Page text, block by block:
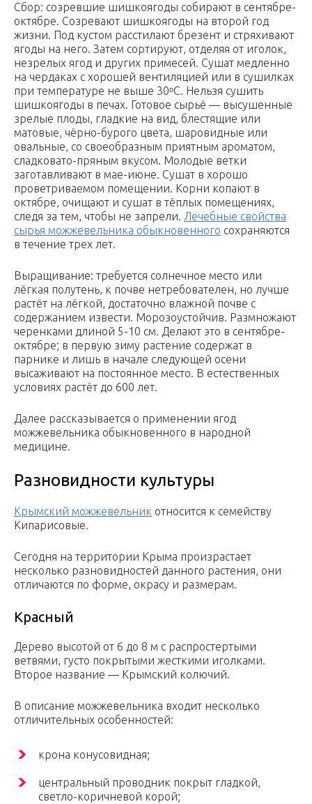
Сбор: созревшие шишкоягоды собирают в сентябре-
октябре. Созревают шишкоягоды на второй год
жизни. Под кустом расстилают брезент и стряхивают
ягоды на него. Затем сортируют, отделяя от иголок,
незрелых ягод и других примесей. Сушат медленно
на чердаках с хорошей вентиляцией или в сушилках
при температуре не выше 30ᵒС. Нельзя сушить
шишкоягоды в печах. Готовое сырьё — высушенные
зрелые плоды, гладкие на вид, блестящие или
матовые, чёрно-бурого цвета, шаровидные или
овальные, со своеобразным приятным ароматом,
сладковато-пряным вкусом. Молодые ветки
заготавливают в мае-июне. Сушат в хорошо
проветриваемом помещении. Корни копают в
октябре, очищают и сушат в тёплых помещениях,
следя за тем, чтобы не запрели. Лечебные свойства
сырья можжевельника обыкновенного сохраняются
в течение трех лет.
Выращивание: требуется солнечное место или
лёгкая полутень, к почве нетребователен, но лучше
растёт на лёгкой, достаточно влажной почве с
содержанием извести. Морозоустойчив. Размножают
черенками длиной 5-10 см. Делают это в сентябре-
октябре; в первую зиму растение содержат в
парнике и лишь в начале следующей осени
высаживают на постоянное место. В естественных
условиях растёт до 600 лет.
Далее рассказывается о применении ягод
можжевельника обыкновенного в народной
медицине.
Разновидности культуры
Крымский можжевельник относится к семейству
Кипарисовые.
Сегодня на территории Крыма произрастает
несколько разновидностей данного растения, они
отличаются по форме, окрасу и размерам.
Красный
Дерево высотой от 6 до 8 м с распростертыми
ветвями, густо покрытыми жесткими иголками.
Второе название — Крымский колючий.
В описание можжевельника входит несколько
отличительных особенностей:
крона конусовидная;
центральный проводник покрыт гладкой,
светло-коричневой корой;